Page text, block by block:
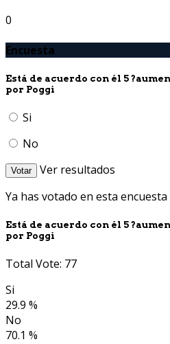
0
Encuesta
Está de acuerdo con él 5
por Poggi
Si
No
Votar
Ver resultados
Ya has votado en esta encuesta
Está de acuerdo con él 5
por Poggi
Total Vote: 77
Si
29.9 %
No
70.1 %